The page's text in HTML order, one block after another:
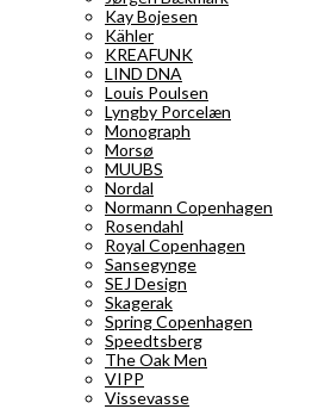
Kay Bojesen
Kähler
KREAFUNK
LIND DNA
Louis Poulsen
Lyngby Porcelæn
Monograph
Morsø
MUUBS
Nordal
Normann Copenhagen
Rosendahl
Royal Copenhagen
Sansegynge
SEJ Design
Skagerak
Spring Copenhagen
Speedtsberg
The Oak Men
VIPP
Vissevasse